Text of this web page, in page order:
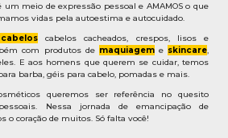
meio de expressão pessoal e AMAMOS o que
vidas pela autoestima e autocuidado.
cabelos cacheados, crespos, lisos e
com produtos de maquiageme skincare,
E aos homens que querem se cuidar, temos
barba, géis para cabelo, pomadas e mais.
queremos ser referência no quesito
Nessa jornada de emancipação de
o coração de muitos. Só falta você!